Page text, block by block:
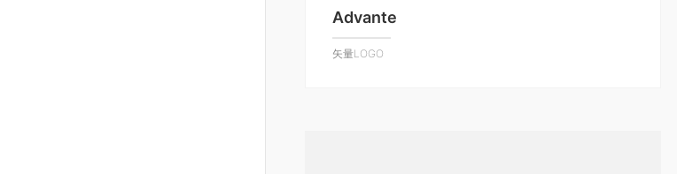
Advante
矢量LOGO